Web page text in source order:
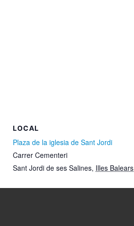
LOCAL
Plaza de la iglesia de Sant Jordi
Carrer Cementeri
Sant Jordi de ses Salines, Illes Balears